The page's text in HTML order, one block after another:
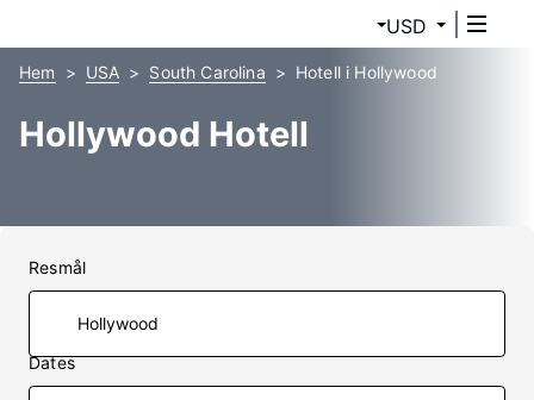
USD
Hem USA South Carolina Hotell i Hollywood
Hollywood Hotell
Resmål
Dates